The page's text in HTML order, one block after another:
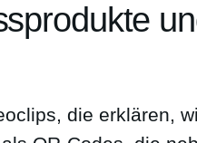
die erklären,